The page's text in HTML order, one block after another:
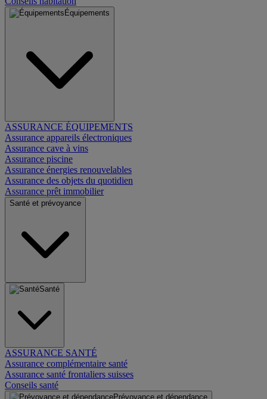
Équipements
ASSURANCE ÉQUIPEMENTS
Assurance appareils électroniques
Assurance cave à vins
Assurance piscine
Assurance énergies renouvelables
Assurance des objets du quotidien
Assurance prêt immobilier
Santé et prévoyance
Santé
ASSURANCE SANTÉ
Assurance complémentaire santé
Assurance santé frontaliers suisses
Conseils santé
Prévoyance et dépendance